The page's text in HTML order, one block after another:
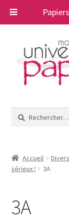
navigation
contenu
A propos
Rechercher :
Accueil Divers
sérieux !
3A
3A